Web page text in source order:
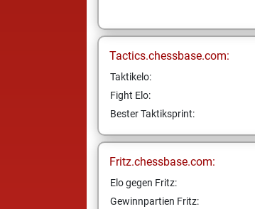
Tactics.chessbase.com:
Taktikelo:
Fight Elo:
Bester Taktiksprint:
Fritz.chessbase.com:
Elo gegen Fritz:
Gewinnpartien Fritz: